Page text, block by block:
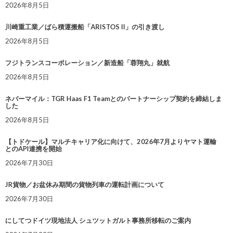
2026年8月5日
川崎重工業／ばら積運搬船「ARISTOS II」の引き渡し
2026年8月5日
フジトランスコーポレーション／新造船「蓉翔丸」就航
2026年8月5日
ネバーマイル：TGR Haas F1 Teamとのパートナーシップ契約を締結しま
した
2026年8月5日
【トドケール】マルチキャリア化に向けて、2026年7月よりヤマト運輸
とのAPI連携を開始
2026年7月30日
JR貨物／お盆休み期間の貨物列車の運転計画について
2026年7月30日
にしてつドイツ現地法人 シュツットガルト事務所移転のご案内